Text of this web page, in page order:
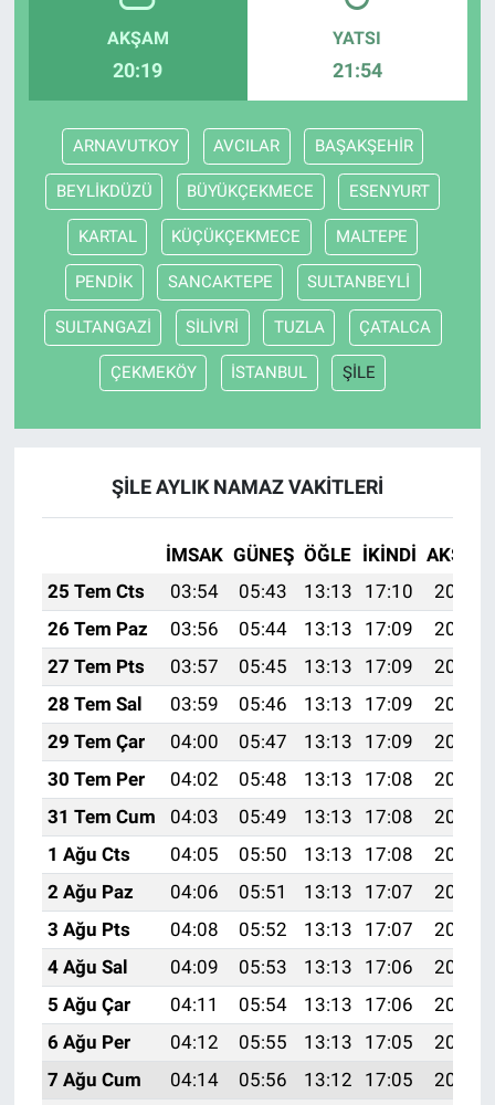
AKŞAM
20:19
YATSI
21:54
ARNAVUTKOY AVCILAR BAŞAKŞEHİR
BEYLİKDÜZÜ BÜYÜKÇEKMECE ESENYURT
KARTAL KÜÇÜKÇEKMECE MALTEPE
PENDİK SANCAKTEPE SULTANBEYLİ
SULTANGAZİ SİLİVRİ TUZLA ÇATALCA
ÇEKMEKÖY İSTANBUL ŞİLE
ŞİLE AYLIK NAMAZ VAKITLERI
İMSAK GÜNEŞ ÖĞLE İKINDI AKŞAM
25 Tem Cts
03:54 05:43 13:13 17:10
20:33
26 Tem Paz
03:56 05:44 13:13 17:09
20:32
27 Tem Pts
03:57 05:45 13:13 17:09
20:31
28 Tem Sal
03:59 05:46 13:13 17:09
20:30
29 Tem Çar
04:00 05:47 13:13 17:09
20:29
30 Tem Per
04:02 05:48 13:13 17:08
20:28
31 Tem Cum
04:03 05:49 13:13 17:08
20:27
1 Ağu Cts
04:05 05:50 13:13 17:08
20:26
2 Ağu Paz
04:06 05:51 13:13 17:07
20:25
3 Ağu Pts
04:08 05:52 13:13 17:07
20:24
4 Ağu Sal
04:09 05:53 13:13 17:06
20:23
5 Ağu Çar
04:11 05:54 13:13 17:06
20:22
6 Ağu Per
04:12 05:55 13:13 17:05
20:20
7 Ağu Cum
04:14 05:56 13:12 17:05
20:19